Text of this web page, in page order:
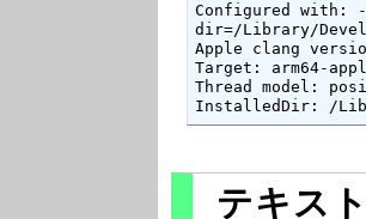
Configured with:
dir=/Library/
Apple clang
Target: arm64-
Thread model:
InstalledDir: /
テキス